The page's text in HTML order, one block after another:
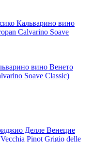
вино Венето
Soave Classic)